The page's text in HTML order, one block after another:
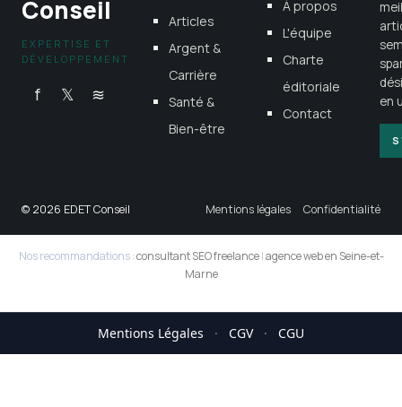
Conseil
EXPERTISE ET
DÉVELOPPEMENT
f 𝕏 ≋
Articles
Argent &
Carrière
Santé &
Bien-être
À propos
L'équipe
Charte
éditoriale
Contact
en
© 2026 EDET Conseil Mentions légales Confidentialité
Nos recommandations :consultant SEO freelance|agence web en Seine-et-
Marne
Mentions Légales · CGV · CGU